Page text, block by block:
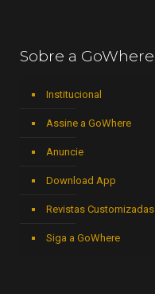
Sobre a GoWhere
Institucional
Assine a GoWhere
Anuncie
Download App
Revistas Customizadas
Siga a GoWhere